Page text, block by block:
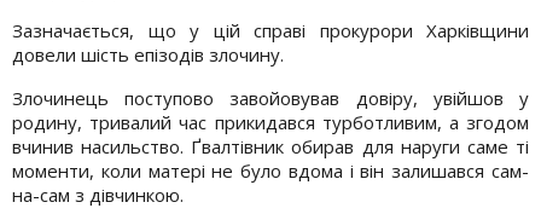
Зазначається, що у цій справі прокурори Харківщини
довели шість епізодів злочину.
Злочинець поступово завойовував довіру, увійшов у
родину, тривалий час прикидався турботливим, а згодом
вчинив насильство. Ґвалтівник обирав для наруги саме ті
моменти, коли матері не було вдома і він залишався сам-
на-сам з дівчинкою.